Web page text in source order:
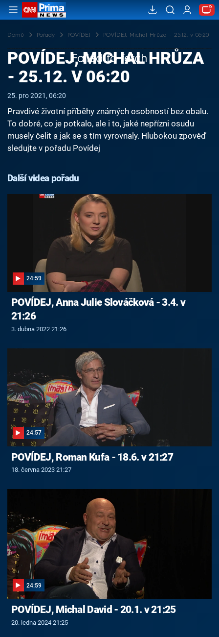
Domů Pořady POVÍDEJ POVÍDEJ, Michal Hrůza - 25.12. v 06:20
Failed to fetch
POVÍDEJ, MICHAL HRŮZA
- 25.12. V 06:20
25. pro 2021, 06:20
Pravdivé životní příběhy známých osobností bez obalu.
To dobré, co je potkalo, ale i to, jaké nepřízni osudu
musely čelit a jak se s tím vyrovnaly. Hlubokou zpověď
sledujte v pořadu Povídej
Další videa pořadu
24:59
POVÍDEJ, Anna Julie Slováčková - 3.4. v
21:26
3. dubna 2022 21:26
24:57
POVÍDEJ, Roman Kufa - 18.6. v 21:27
18. června 2023 21:27
24:59
POVÍDEJ, Michal David - 20.1. v 21:25
20. ledna 2024 21:25